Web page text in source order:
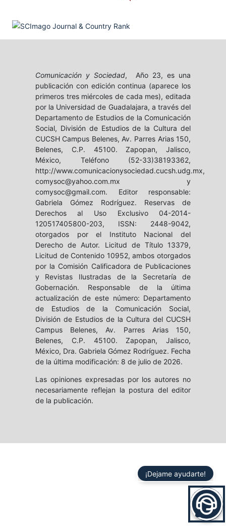
Comunicación y Sociedad, Año 23, es una
publicación con edición continua (aparece los
primeros tres miércoles de cada mes), editada
por la Universidad de Guadalajara, a través del
Departamento de Estudios de la Comunicación
Social, División de Estudios de la Cultura del
CUCSH Campus Belenes, Av. Parres Arias 150,
Belenes, C.P. 45100. Zapopan, Jalisco,
México, Teléfono (52-33)38193362,
http://www.comunicacionysociedad.cucsh.udg.mx,
comysoc@yahoo.com.mx y
comysoc@gmail.com. Editor responsable:
Gabriela Gómez Rodríguez. Reservas de
Derechos al Uso Exclusivo 04-2014-
120517405800-203, ISSN: 2448-9042,
otorgados por el Instituto Nacional del
Derecho de Autor. Licitud de Título 13379,
Licitud de Contenido 10952, ambos otorgados
por la Comisión Calificadora de Publicaciones
y Revistas Ilustradas de la Secretaría de
Gobernación. Responsable de la última
actualización de este número: Departamento
de Estudios de la Comunicación Social,
División de Estudios de la Cultura del CUCSH
Campus Belenes, Av. Parres Arias 150,
Belenes, C.P. 45100. Zapopan, Jalisco,
México, Dra. Gabriela Gómez Rodríguez. Fecha
de la última modificación: 8 de julio de 2026.
Las opiniones expresadas por los autores no
necesariamente reflejan la postura del editor
de la publicación.
¡Dejame ayudarte!